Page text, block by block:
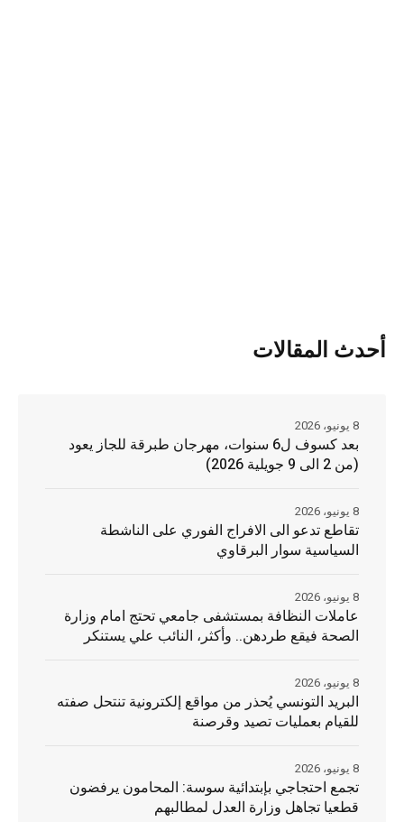
أحدث المقالات
بعد كسوف ل6 سنوات، مهرجان طبرقة للجاز يعود
(من 2 الى 9 جويلية 2026)
8 يونيو، 2026
تقاطع تدعو الى الافراج الفوري على الناشطة
السياسية سوار البرقاوي
8 يونيو، 2026
عاملات النظافة بمستشفى جامعي تحتج امام وزارة
الصحة فيقع طردهن.. وأكثر، النائب علي يستنكر
8 يونيو، 2026
البريد التونسي يُحذر من مواقع إلكترونية تنتحل صفته
للقيام بعمليات تصيد وقرصنة
8 يونيو، 2026
تجمع احتجاجي بإبتدائية سوسة: المحامون يرفضون
قطعيا تجاهل وزارة العدل لمطالبهم
8 يونيو، 2026